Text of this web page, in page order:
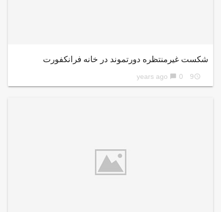
شکست غیرمنتظره دورتموند در خانه فرانکفورت
access_time
9 years ago
chat_bubble 0